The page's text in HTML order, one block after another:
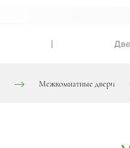
Двери,
Межкомнатные двери